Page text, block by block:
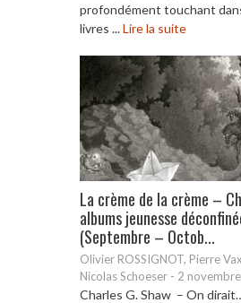
profondément touchant
livres ...Lire la suite
La crème de la crème –
albums jeunesse
(Septembre – Octob...
Olivier ROSSIGNOT, Pierre
Nicolas Schoeser - 2
Charles G. Shaw – On